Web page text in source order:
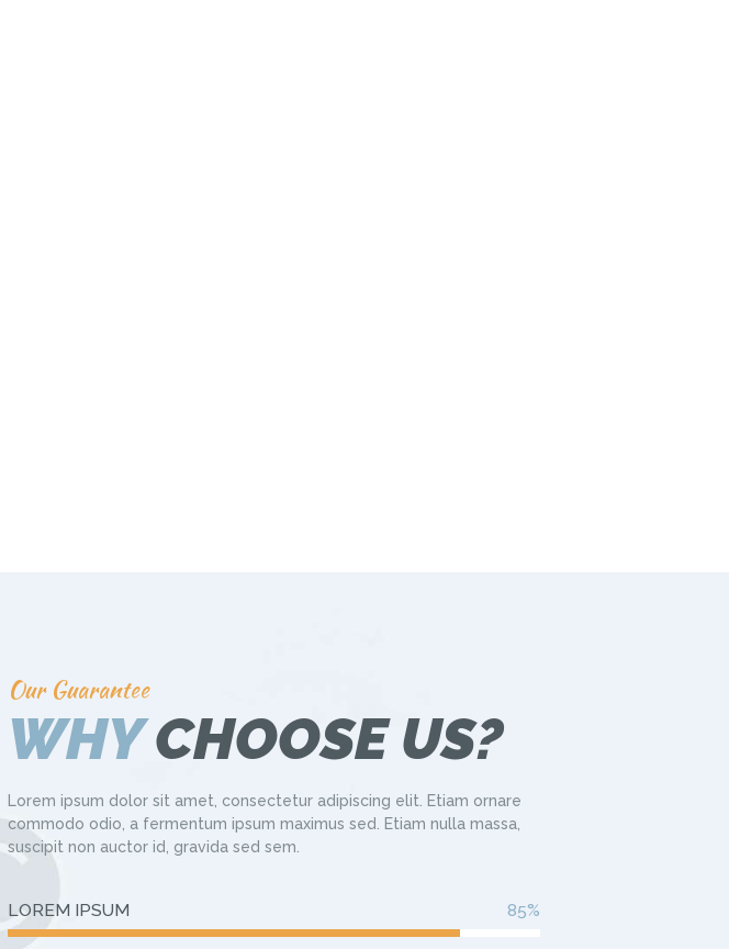
Our Guarantee
WHYCHOOSE US?
Lorem ipsum dolor sit amet, consectetur adipiscing elit. Etiam ornare
commodo odio, a fermentum ipsum maximus sed. Etiam nulla massa,
suscipit non auctor id, gravida sed sem.
LOREM IPSUM 85%